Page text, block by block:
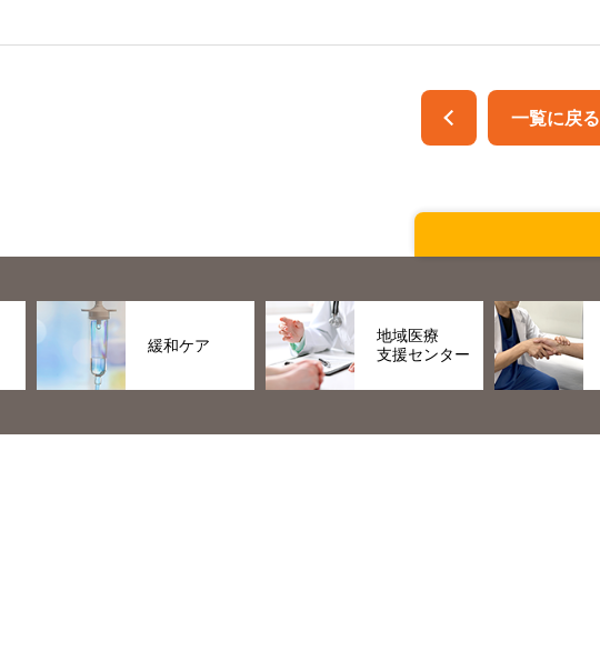
一覧に戻る
緩和ケア
地域医療
支援センター